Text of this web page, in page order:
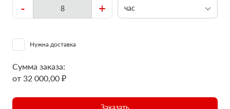
- + час
Нужна доставка
Сумма заказа:
от 32 000,00 ₽
Заказать